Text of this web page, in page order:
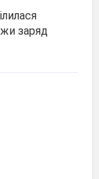
заряд